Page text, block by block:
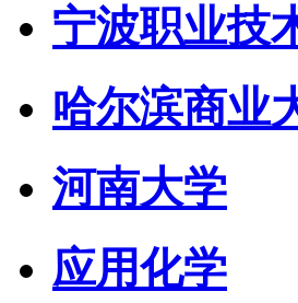
宁波职业技
哈尔滨商业
河南大学
应用化学